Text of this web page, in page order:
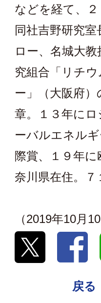
などを経て、
同社吉野研究
ロー、名城大
究組合「リチ
ー」（大阪府
章。１３年に
ーバルエネル
際賞、１９年
奈川県在住。７
（2019年10月
戻